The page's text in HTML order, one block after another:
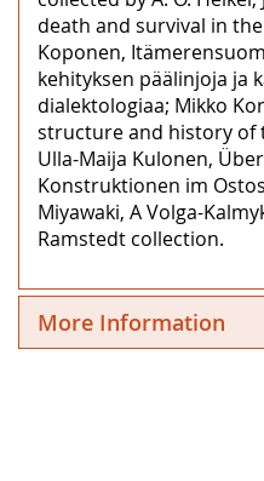
death and survival in
Koponen,
kehityksen päälinjoja ja
dialektologiaa; Mikko
structure and history of
Ulla-Maija Kulonen,
Konstruktionen im
Miyawaki, A Volga-
Ramstedt collection.
More Information